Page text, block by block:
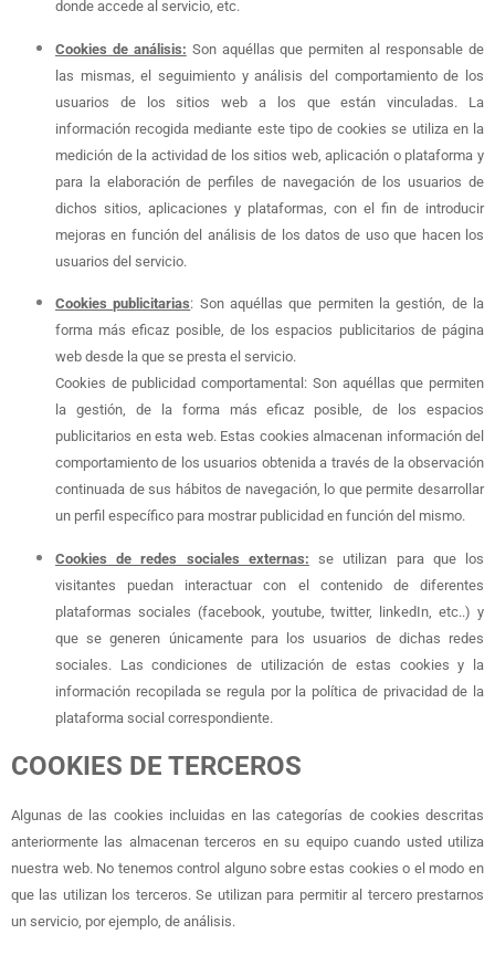
donde accede al servicio, etc.
Cookies de análisis: Son aquéllas que permiten al responsable de
las mismas, el seguimiento y análisis del comportamiento de los
usuarios de los sitios web a los que están vinculadas. La
información recogida mediante este tipo de cookies se utiliza en la
medición de la actividad de los sitios web, aplicación o plataforma y
para la elaboración de perfiles de navegación de los usuarios de
dichos sitios, aplicaciones y plataformas, con el fin de introducir
mejoras en función del análisis de los datos de uso que hacen los
usuarios del servicio.
Cookies publicitarias: Son aquéllas que permiten la gestión, de la
forma más eficaz posible, de los espacios publicitarios de página
web desde la que se presta el servicio.
Cookies de publicidad comportamental: Son aquéllas que permiten
la gestión, de la forma más eficaz posible, de los espacios
publicitarios en esta web. Estas cookies almacenan información del
comportamiento de los usuarios obtenida a través de la observación
continuada de sus hábitos de navegación, lo que permite desarrollar
un perfil específico para mostrar publicidad en función del mismo.
Cookies de redes sociales externas: se utilizan para que los
visitantes puedan interactuar con el contenido de diferentes
plataformas sociales (facebook, youtube, twitter, linkedIn, etc..) y
que se generen únicamente para los usuarios de dichas redes
sociales. Las condiciones de utilización de estas cookies y la
información recopilada se regula por la política de privacidad de la
plataforma social correspondiente.
COOKIES DE TERCEROS
Algunas de las cookies incluidas en las categorías de cookies descritas
anteriormente las almacenan terceros en su equipo cuando usted utiliza
nuestra web. No tenemos control alguno sobre estas cookies o el modo en
que las utilizan los terceros. Se utilizan para permitir al tercero prestarnos
un servicio, por ejemplo, de análisis.